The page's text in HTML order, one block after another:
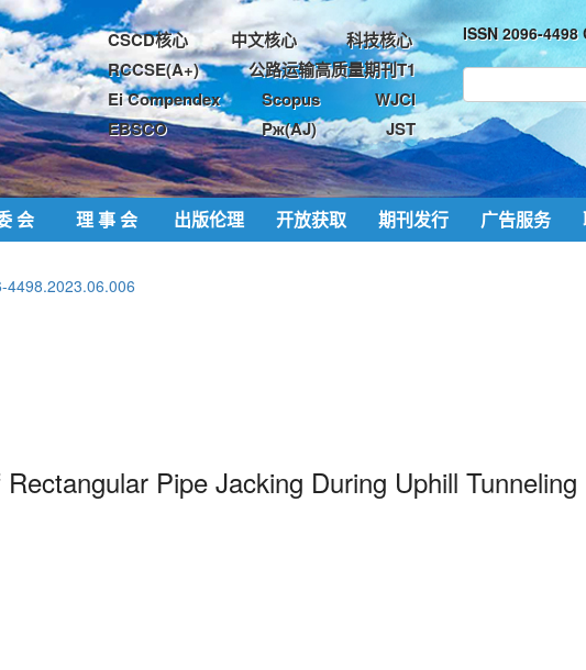
CSCD核心 中文核心
科技核心
RCCSE(A+)
公路运输高质量期刊T1
Ei Compendex
Scopus
WJCI
EBSCO
Pж(AJ) JST
ISSN 2096-4498
会 理 事 会 出版伦理 开放获取 期刊发行 广告服务
4498.2023.06.006
Pipe Jacking During Uphill Tunneling